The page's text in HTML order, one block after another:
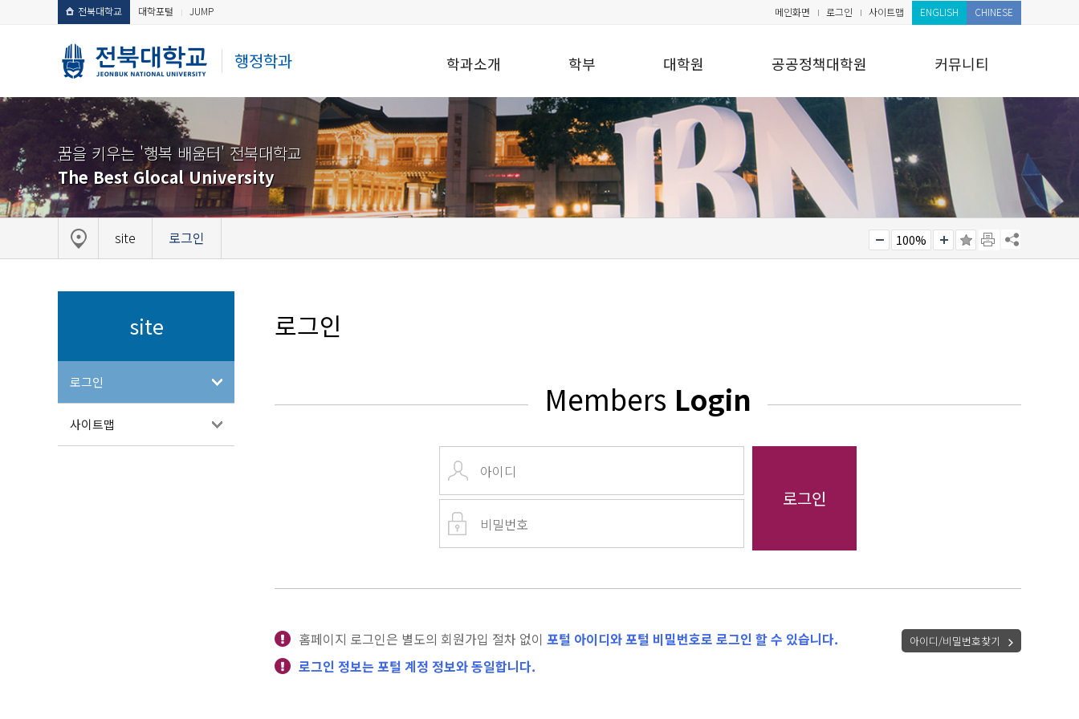
전북대학교 대학포털 JUMP
행정학과
메인화면 로그인 사이트맵 ENGLISH CHINESE
학과소개 학부 대학원 공공정책대학원 커뮤니티
꿈을 키우는 '행복 배움터' 전북대학교
The Best Glocal University
site 로그인 100%
site
로그인
사이트맵
로그인
Members Login
홈페이지 로그인은 별도의 회원가입 절차 없이 포털 아이디와 포털 비밀번호로 로그인 할 수 있습니다.
로그인 정보는 포털 계정 정보와 동일합니다.
아이디/비밀번호찾기